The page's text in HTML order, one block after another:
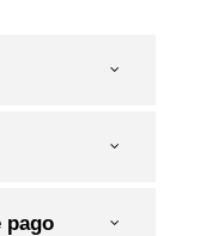
pago